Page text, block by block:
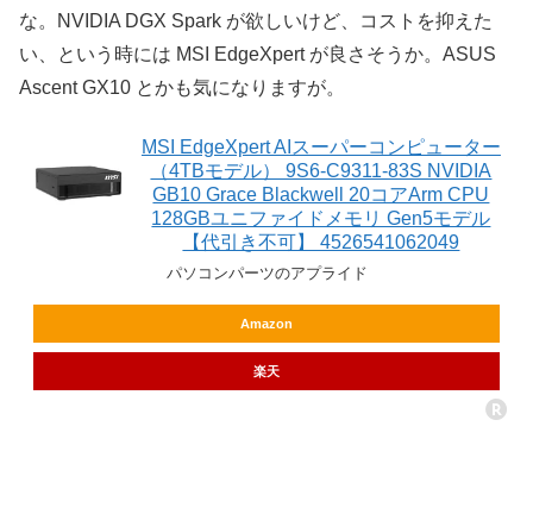
な。NVIDIA DGX Spark が欲しいけど、コストを抑えた
い、という時には MSI EdgeXpert が良さそうか。ASUS
Ascent GX10 とかも気になりますが。
MSI EdgeXpert AIスーパーコンピューター
（4TBモデル） 9S6-C9311-83S NVIDIA
GB10 Grace Blackwell 20コアArm CPU
128GBユニファイドメモリ Gen5モデル
【代引き不可】 4526541062049
パソコンパーツのアプライド
Amazon
楽天